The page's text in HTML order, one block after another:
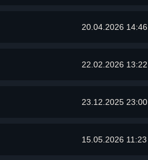
20.04.2026 14:46
22.02.2026 13:22
23.12.2025 23:00
15.05.2026 11:23